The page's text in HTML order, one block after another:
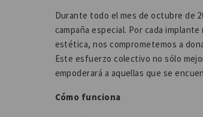
Durante todo el mes de octubre de
campaña especial. Por cada
estética, nos comprometemos a
Este esfuerzo colectivo no sólo
empoderará a aquellas que se
Cómo funciona